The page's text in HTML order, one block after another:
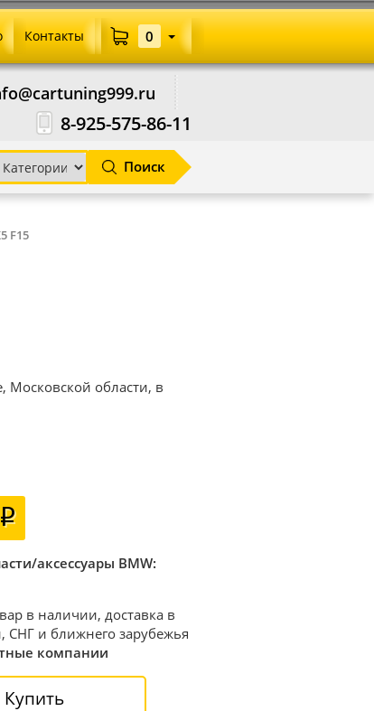
8-925-575-86-11
Поиск
Контакты 0
F15
Московской области, в
аксессуары BMW:
в наличии, доставка в
СНГ и ближнего зарубежья
компании
Купить